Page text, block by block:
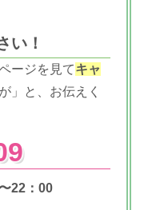
い！
ージを見てキャ
」と、お伝えく
22：00